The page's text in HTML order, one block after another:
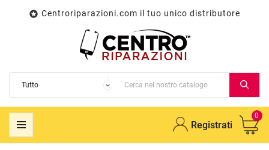
 Centroriparazioni.com il tuo unico distributore
Registrati
0